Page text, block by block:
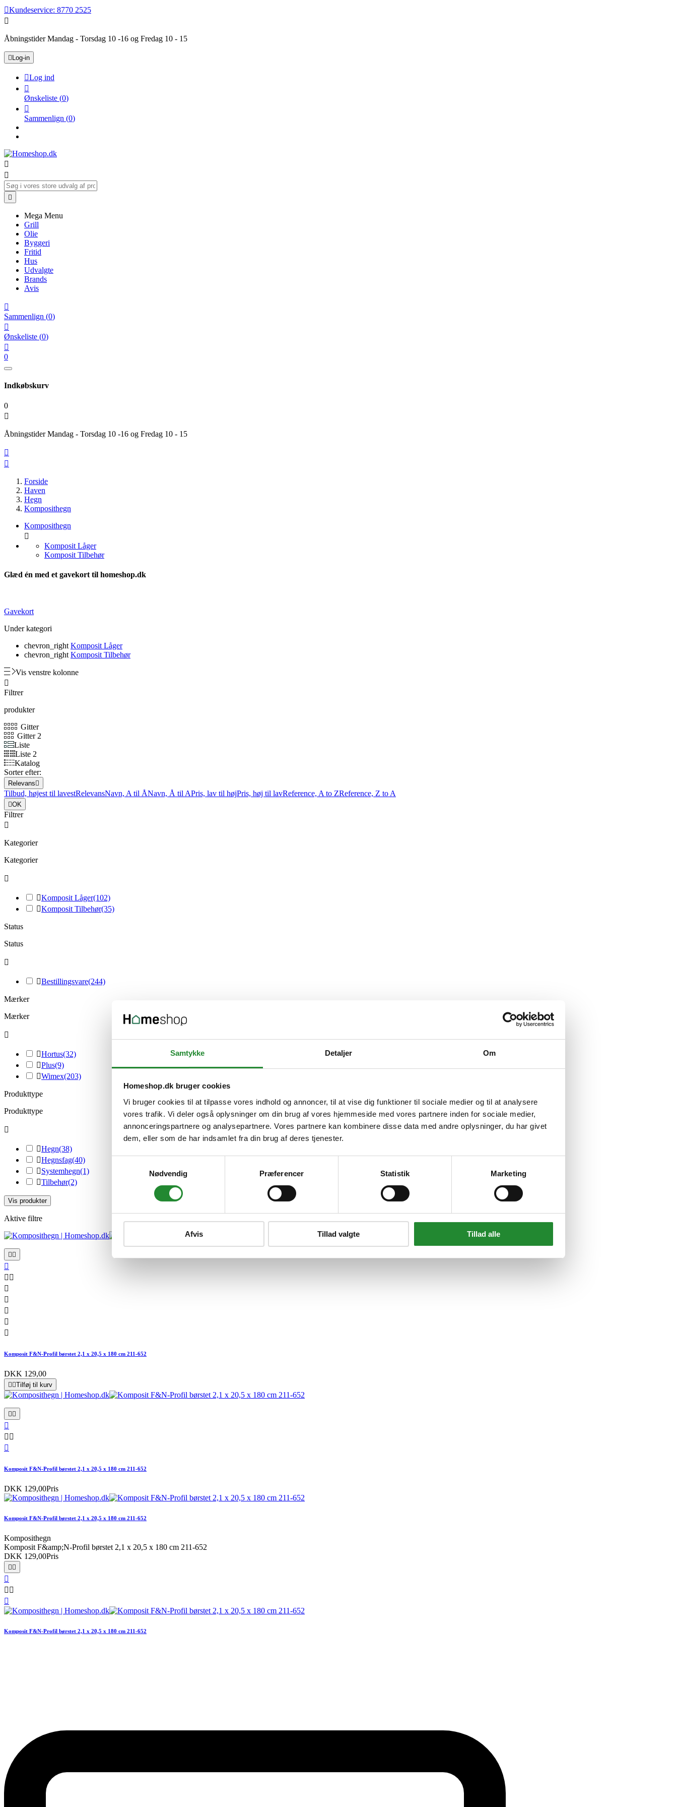
Samtykke Detaljer Om
Homeshop.dk bruger cookies
Vi bruger cookies til at tilpasse vores indhold og annoncer, til at vise dig funktioner til sociale medier og til at analysere
vores trafik. Vi deler også oplysninger om din brug af vores hjemmeside med vores partnere inden for sociale medier,
annonceringspartnere og analysepartnere. Vores partnere kan kombinere disse data med andre oplysninger, du har givet
dem, eller som de har indsamlet fra din brug af deres tjenester.
Nødvendig
Præferencer Statistik Marketing
Afvis Tillad valgte Tillad alle
Kundeservice: 8770 2525

Åbningstider Mandag - Torsdag 10 -16 og Fredag 10 - 15
 Log-in
Log ind

Ønskeliste (0)

Sammenlign (0)



Mega Menu
Grill
Olie
Byggeri
Fritid
Hus
Udvalgte
Brands
Avis

Sammenlign (0)

Ønskeliste (0)

0
Indkøbskurv
0

Åbningstider Mandag - Torsdag 10 -16 og Fredag 10 - 15


Forside
Haven
Hegn
Komposithegn
Komposithegn

Komposit Låger
Komposit Tilbehør
Glæd én med et gavekort til homeshop.dk
Gavekort
Under kategori
chevron_right Komposit Låger
chevron_right Komposit Tilbehør
Vis venstre kolonne

Filtrer
produkter
Gitter
Gitter 2
Liste
Liste 2
Katalog
Sorter efter:
Relevans 
Tilbud, højest til lavestRelevansNavn, A til ÅNavn, Å til APris, lav til højPris, høj til lavReference, A to ZReference, Z to A
OK
Filtrer

Kategorier
Kategorier

Komposit Låger(102)
Komposit Tilbehør(35)
Status
Status

Bestillingsvare(244)
Mærker
Mærker

Hortus(32)
Plus(9)
Wimex(203)
Produkttype
Produkttype

Hegn(38)
Hegnsfag(40)
Systemhegn(1)
Tilbehør(2)
Vis produkter
Aktive filtre
 

 





Komposit F&N-Profil børstet 2,1 x 20,5 x 180 cm 211-652
DKK 129,00
 Tilføj til kurv
 

 

Komposit F&N-Profil børstet 2,1 x 20,5 x 180 cm 211-652
DKK 129,00Pris
Komposit F&N-Profil børstet 2,1 x 20,5 x 180 cm 211-652
Komposithegn
Komposit F&amp;N-Profil børstet 2,1 x 20,5 x 180 cm 211-652
DKK 129,00Pris
 

 

Komposit F&N-Profil børstet 2,1 x 20,5 x 180 cm 211-652